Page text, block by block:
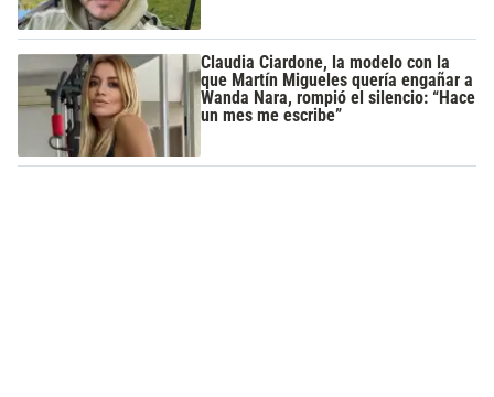
Claudia Ciardone, la modelo con la
que Martín Migueles quería engañar a
Wanda Nara, rompió el silencio: “Hace
un mes me escribe”